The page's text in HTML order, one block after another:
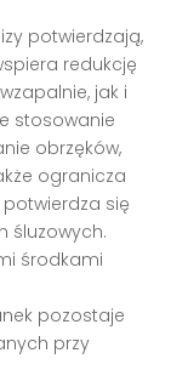
potwierdzają,
redukcję
jak i
stosowanie
obrzęków,
ogranicza
potwierdza się
śluzowych.
środkami
pozostaje
przy